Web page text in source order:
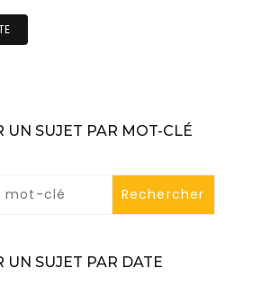
UN SUJET PAR MOT-CLÉ
UN SUJET PAR DATE